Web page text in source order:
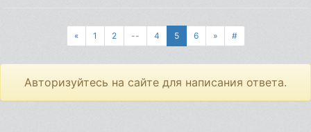
« 1 2 -- 4 5 6 » #
Авторизуйтесь на сайте для написания ответа.